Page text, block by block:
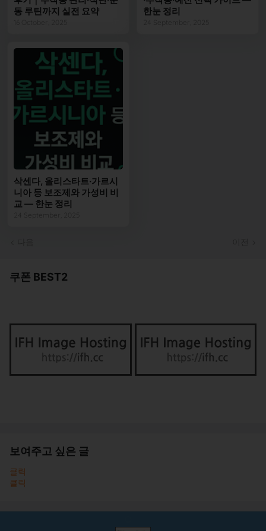
동 루틴까지 실전 요약
한눈 정리
삭센다, 올리스타트·가르시
니아 등 보조제와 가성비 비
교 — 한눈 정리
쿠폰 BEST2
보여주고 싶은 글
클릭
클릭